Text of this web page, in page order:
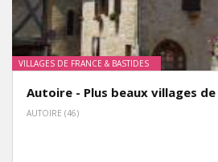
VILLAGES DE FRANCE & BASTIDES
Autoire - Plus beaux villages de
AUTOIRE (46)